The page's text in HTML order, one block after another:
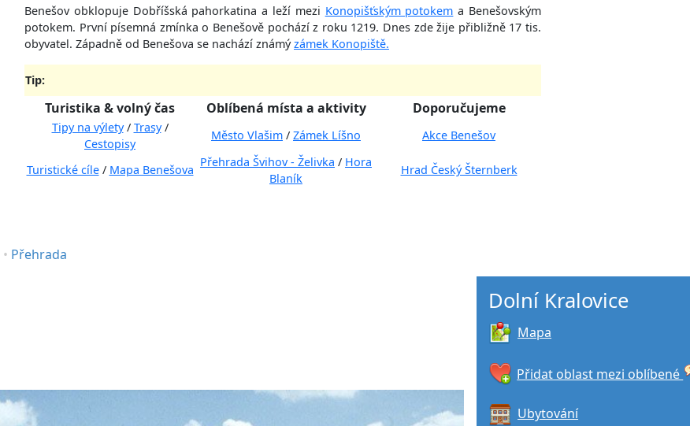
Benešov obklopuje Dobříšská pahorkatina a leží mezi Konopišťským potokem a Benešovským
potokem. První písemná zmínka o Benešově pochází z roku 1219. Dnes zde žije přibližně 17 tis.
obyvatel. Západně od Benešova se nachází známýzámek Konopiště.
Tip:
Turistika & volný čas Oblíbená místa a aktivity Doporučujeme
Tipy na výlety/ Trasy/
Cestopisy
Město Vlašim / Zámek Líšno Akce Benešov
Turistické cíle/ Mapa Benešova
Přehrada Švihov - Želivka / Hora
Blaník
Hrad Český Šternberk
• Přehrada
Dolní Kralovice
Mapa
Přidat oblast mezi oblíbené
Ubytování